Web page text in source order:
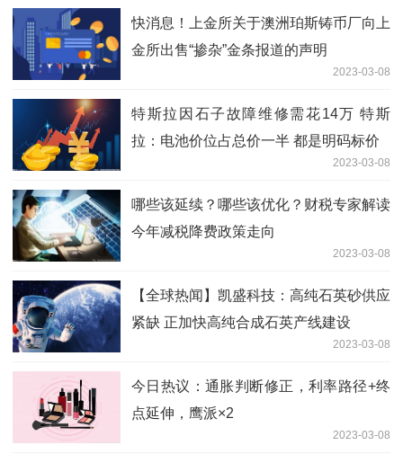
快消息！上金所关于澳洲珀斯铸币厂向上
金所出售“掺杂”金条报道的声明
2023-03-08
特斯拉因石子故障维修需花14万 特斯
拉：电池价位占总价一半 都是明码标价
2023-03-08
哪些该延续？哪些该优化？财税专家解读
今年减税降费政策走向
2023-03-08
【全球热闻】凯盛科技：高纯石英砂供应
紧缺 正加快高纯合成石英产线建设
2023-03-08
今日热议：通胀判断修正，利率路径+终
点延伸，鹰派×2
2023-03-08